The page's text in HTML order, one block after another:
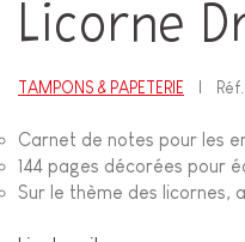
Licorne
TAMPONS & PAPETERIE Réf.
Carnet de notes pour les
144 pages décorées pour
Sur le thème des licornes,